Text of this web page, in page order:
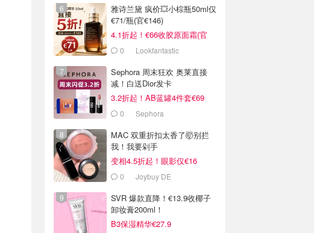
雅诗兰黛 疯价💥小棕瓶50ml仅
€71/瓶(官€146)
4.1折起！€66收胶原面霜(官
€135)
0 Lookfantastic
Sephora 周末狂欢 奥莱直接
减！白送Dior发卡
3.2折起！AB蓝罐4件套€69
0 Sephora
MAC 双重折扣太香了🤯别拦
我！我要剁手
变相4.5折起！眼影仅€16
0 Joybuy DE
SVR 爆款直降！€13.9收椰子
卸妆膏200ml！
B3保湿精华€27.9